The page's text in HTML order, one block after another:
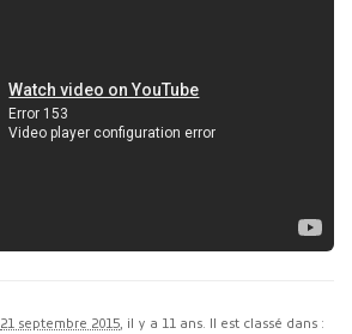
21 septembre 2015, il y a 11 ans. Il est classé dans :